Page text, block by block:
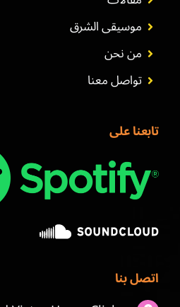
موسيقى الشرق
من نحن
تواصل معنا
تابعنا على
اتصل بنا